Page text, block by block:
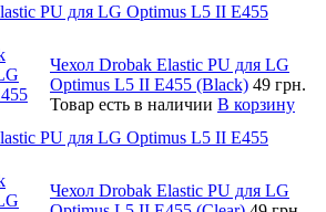
PU для LG Optimus L5 II E455
Чехол Drobak Elastic PU для LG
Optimus L5 II E455 (Black) 49 грн.
Товар есть в наличии В корзину
PU для LG Optimus L5 II E455
Чехол Drobak Elastic PU для LG